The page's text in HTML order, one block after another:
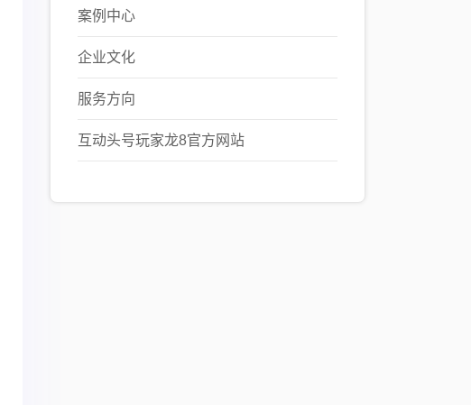
案例中心
企业文化
服务方向
互动头号玩家龙8官方网站